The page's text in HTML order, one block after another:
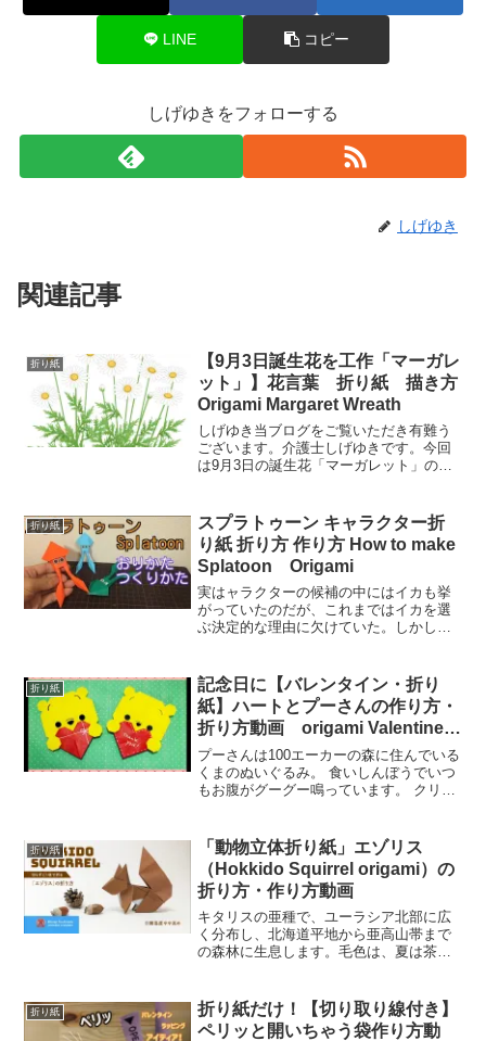
LINE コピー
しげゆきをフォローする
しげゆき
関連記事
折り紙
【9月3日誕生花を工作「マーガレ
ット」】花言葉 折り紙 描き方
Origami Margaret Wreath
しげゆき当ブログをご覧いただき有難う
ございます。介護士しげゆきです。今回
は9月3日の誕生花「マーガレット」の折
面制作などにご参考ください。9月3日の
誕生花「マーガレット」...
折り紙
スプラトゥーン キャラクター折
り紙 折り方 作り方 How to make
Splatoon Origami
実はャラクターの候補の中にはイカも挙
がっていたのだが、これまではイカを選
ぶ決定的な理由に欠けていた。しかし、
ぶ強い理由が生まれることになった。
【前編】「スプラトゥーン」...
折り紙
記念日に【バレンタイン・折り
紙】ハートとプーさんの作り方・
折り方動画 origami Valentine
heart
プーさんは100エーカーの森に住んでいる
くまのぬいぐるみ。 食いしんぼうでいつ
もお腹がグーグー鳴っています。 クリス
はちみつを手に入れるため旅に出たり、
ランピーやモモン...
折り紙
「動物立体折り紙」エゾリス
（Hokkido Squirrel origami）の
折り方・作り方動画
キタリスの亜種で、ユーラシア北部に広
く分布し、北海道平地から亜高山帯まで
の森林に生息します。毛色は、夏は茶色
の保護色の役目を担っていますが、腹部
は1年を通して白いです。...
折り紙
折り紙だけ！【切り取り線付き】
ペリッと開いちゃう袋作り方動